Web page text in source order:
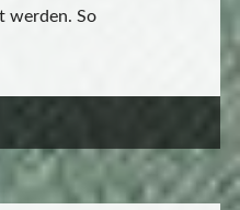
werden. So